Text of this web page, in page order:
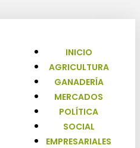
INICIO
AGRICULTURA
GANADERÍA
MERCADOS
POLÍTICA
SOCIAL
EMPRESARIALES